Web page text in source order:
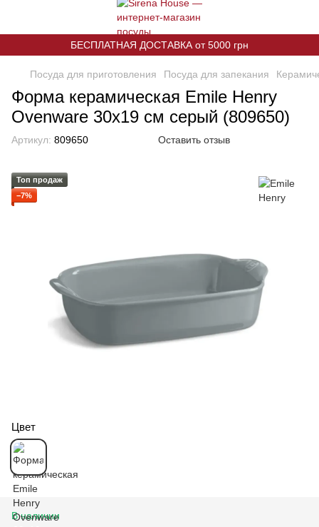
БЕСПЛАТНАЯ ДОСТАВКА от 5000 грн
Посуда для приготовления Посуда для запекания
Форма керамическая Emile Henry
Ovenware 30x19 см серый (809650)
Артикул: 809650 Оставить отзыв
Топ продаж
−7%
Цвет
В наличии